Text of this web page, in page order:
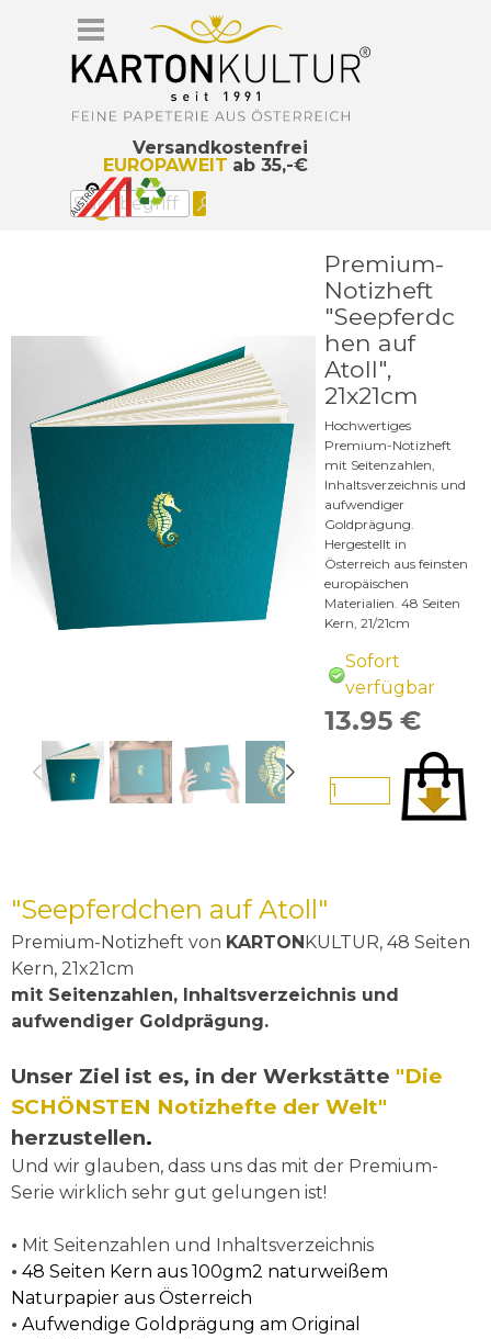
Menü überspringen
Versandkostenfrei
EUROPAWEIT ab 35,-€
Premium-
Notizheft
"Seepferdc
hen auf
Atoll",
21x21cm
Hochwertiges
Premium-Notizheft
mit Seitenzahlen,
Inhaltsverzeichnis und
aufwendiger
Goldprägung.
Hergestellt in
Österreich aus feinsten
europäischen
Materialien. 48 Seiten
Kern, 21/21cm
Sofort
verfügbar
13.95 €
"Seepferdchen auf Atoll"
Premium-Notizheft von KARTONKULTUR, 48 Seiten
Kern, 21x21cm
mit Seitenzahlen, Inhaltsverzeichnis und
aufwendiger Goldprägung.
Unser Ziel ist es, in der Werkstätte "Die
SCHÖNSTEN Notizhefte der Welt"
herzustellen.
Und wir glauben, dass uns das mit der Premium-
Serie wirklich sehr gut gelungen ist!
• Mit Seitenzahlen und Inhaltsverzeichnis
• 48 Seiten Kern aus 100gm2 naturweißem
Naturpapier aus Österreich
• Aufwendige Goldprägung am Original